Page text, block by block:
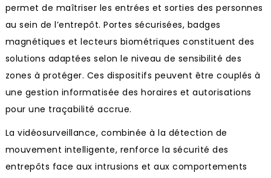
permet de maîtriser les entrées et sorties des personnes
au sein de l’entrepôt. Portes sécurisées, badges
magnétiques et lecteurs biométriques constituent des
solutions adaptées selon le niveau de sensibilité des
zones à protéger. Ces dispositifs peuvent être couplés à
une gestion informatisée des horaires et autorisations
pour une traçabilité accrue.
La vidéosurveillance, combinée à la détection de
mouvement intelligente, renforce la sécurité des
entrepôts face aux intrusions et aux comportements